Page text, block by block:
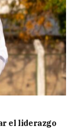
el liderazgo